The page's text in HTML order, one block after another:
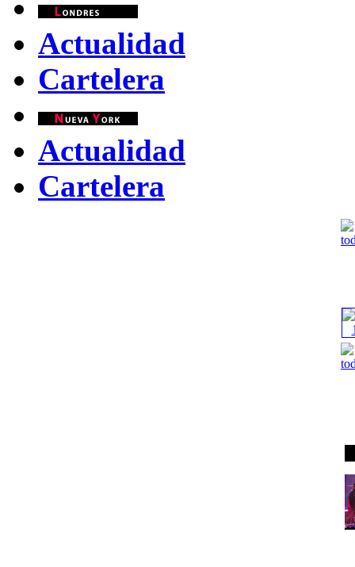
Actualidad
Cartelera
Actualidad
Cartelera